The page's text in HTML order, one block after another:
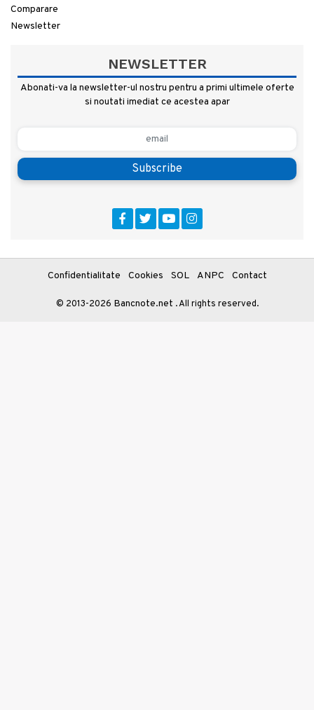
Comparare
Newsletter
NEWSLETTER
Abonati-va la newsletter-ul nostru pentru a primi ultimele oferte
si noutati imediat ce acestea apar
Subscribe
© 2013-2026 Bancnote.net . All rights reserved.
Confidentialitate Cookies SOL ANPC Contact